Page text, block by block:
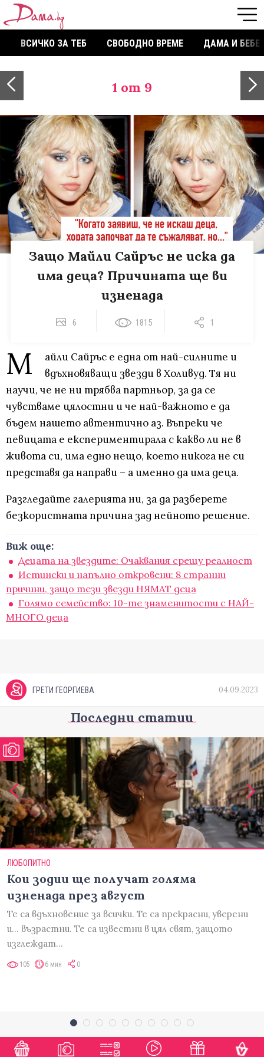
ВСИЧКО ЗА ТЕБ СВОБОДНО ВРЕМЕ ДАМА И БЕБЕ
1 от 9
Защо Майли Сайръс не иска да
има деца? Причината ще ви
изненада
6 1815 1
М
айли Сайръс е една от най-силните и
вдъхновяващи звезди в Холивуд. Тя ни
научи, че не ни трябва партньор, за да се
чувстваме цялостни и че най-важното е да
бъдем нашето автентично аз. Въпреки че
певицата е експериментирала с какво ли не в
живота си, има едно нещо, което никога не си
представя да направи – а именно да има деца.
Разгледайте галерията ни, за да разберете
безкористната причина зад нейното решение.
Виж още:
Децата на звездите: Очаквания срещу реалност
Истински и напълно откровени: 8 странни
причини, защо тези звезди НЯМАТ деца
Голямо семейство: 10-те знаменитости с НАЙ-
МНОГО деца
ГРЕТИ ГЕОРГИЕВА 04.09.2023
Последни статии
ЛЮБОПИТНО
Кои зодии ще получат голяма
изненада през август
Те са вдъхновение за всички. Те са прекрасни, уверени
и... възрастни. Те са известни в цял свят, защото
изглеждат…
105 6 мин 0